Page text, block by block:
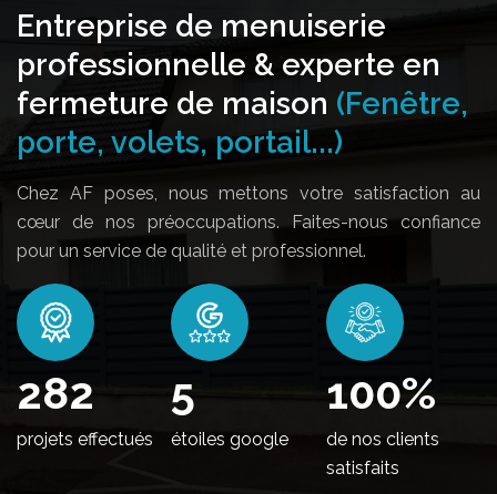
Entreprise de menuiserie
professionnelle & experte en
fermeture de maison (Fenêtre,
porte, volets, portail...)
Chez AF poses, nous mettons votre satisfaction au
cœur de nos préoccupations. Faites-nous confiance
pour un service de qualité et professionnel.
334
projets effectués
5
étoiles google
100%
de nos clients
satisfaits